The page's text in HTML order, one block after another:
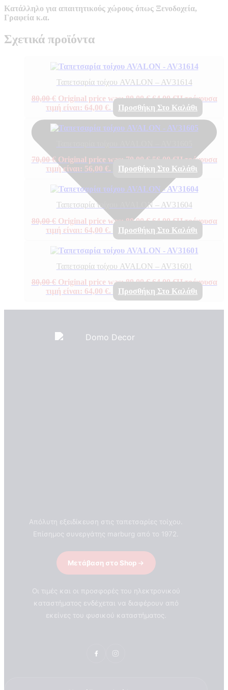
ΠΙΣΤΟΠΟΙΗΤΙΚΑ ΟΙΚΟΛΟΓΙΑΣ
Κατάλληλο για απαιτητικούς χώρους όπως Ξενοδοχεία,
Γραφεία κ.α.
Σχετικά προϊόντα
Ταπετσαρία τοίχου AVALON – AV31614
80,00€ Original price was: 80,00 €.64,00€Η τρέχουσα
τιμή είναι: 64,00 €.
Προσθήκη Στο Καλάθι
70,00€ Original price was: 70,00 €. 56,00 €Η τρέχουσα
τιμή είναι: 56,00 €.
Προσθήκη Στο Καλάθι
Ταπετσαρία τοίχου AVALON – AV31604
80,00€ Original price was: 80,00 €.64,00€Η τρέχουσα
τιμή είναι: 64,00 €.
Προσθήκη Στο Καλάθι
Ταπετσαρία τοίχου AVALON – AV31601
80,00€ Original price was: 80,00 €.64,00€Η τρέχουσα
τιμή είναι: 64,00 €.
Προσθήκη Στο Καλάθι
Απόλυτη εξειδίκευση στις ταπετσαρίες τοίχου.
Επίσημος συνεργάτης marburg από το 1972.
Μετάβαση στο Shop
Οι τιμές και οι προσφορές του ηλεκτρονικού
καταστήματος ενδέχεται να διαφέρουν από
εκείνες του φυσικού καταστήματος.